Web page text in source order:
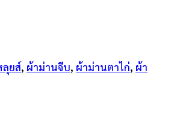
ยส์, ผ้าม่านจีบ, ผ้าม่านตาไก่, ผ้า